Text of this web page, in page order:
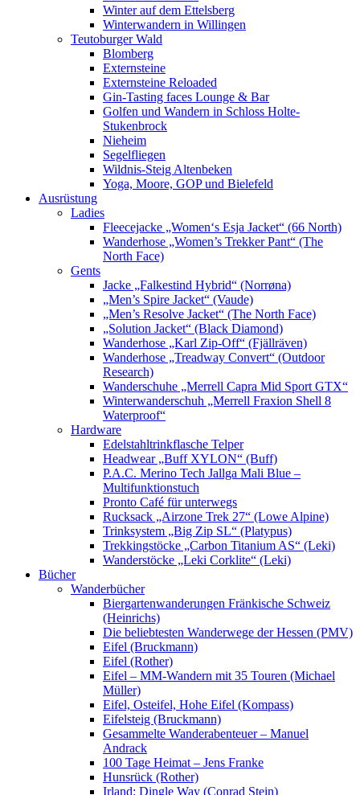
Winter auf dem Ettelsberg
Winterwandern in Willingen
Teutoburger Wald
Blomberg
Externsteine
Externsteine Reloaded
Gin-Tasting faces Lounge & Bar
Golfen und Wandern in Schloss Holte-
Stukenbrock
Nieheim
Segelfliegen
Wildnis-Steig Altenbeken
Yoga, Moore, GOP und Bielefeld
Ausrüstung
Ladies
Fleecejacke „Women‘s Esja Jacket“ (66 North)
Wanderhose „Women’s Trekker Pant“ (The
North Face)
Gents
Jacke „Falkestind Hybrid“ (Norrøna)
„Men’s Spire Jacket“ (Vaude)
„Men’s Resolve Jacket“ (The North Face)
„Solution Jacket“ (Black Diamond)
Wanderhose „Karl Zip-Off“ (Fjällräven)
Wanderhose „Treadway Convert“ (Outdoor
Research)
Wanderschuhe „Merrell Capra Mid Sport GTX“
Winterwanderschuh „Merrell Fraxion Shell 8
Waterproof“
Hardware
Edelstahltrinkflasche Telper
Headwear „Buff XYLON“ (Buff)
P.A.C. Merino Tech Jallga Mali Blue –
Multifunktionstuch
Pronto Café für unterwegs
Rucksack „Airzone Trek 27“ (Lowe Alpine)
Trinksystem „Big Zip SL“ (Platypus)
Trekkingstöcke „Carbon Titanium AS“ (Leki)
Wanderstöcke „Leki Corklite“ (Leki)
Bücher
Wanderbücher
Biergartenwanderungen Fränkische Schweiz
(Heinrichs)
Die beliebtesten Wanderwege der Hessen (PMV)
Eifel (Bruckmann)
Eifel (Rother)
Eifel – MM-Wandern mit 35 Touren (Michael
Müller)
Eifel, Osteifel, Hohe Eifel (Kompass)
Eifelsteig (Bruckmann)
Gesammelte Wanderabenteuer – Manuel
Andrack
100 Tage Heimat – Jens Franke
Hunsrück (Rother)
Irland: Dingle Way (Conrad Stein)